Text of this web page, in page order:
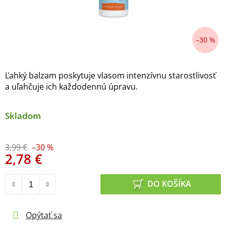
Ľahký balzam poskytuje vlasom intenzívnu starostlivosť
a uľahčuje ich každodennú úpravu.
Skladom
3,99 € –30 %
2,78 €
DO KOŠÍKA
Opýtať sa
–30 %